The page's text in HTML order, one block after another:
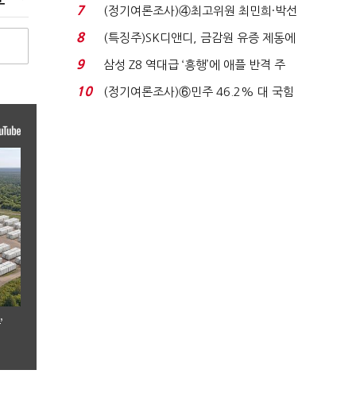
비 36% 증가...
7
(정기여론조사)④최고위원 최민희·박선
원 '양강'…서미...
8
(특징주)SK디앤디, 금감원 유증 제동에
장 초반 상한가...
9
삼성 Z8 역대급 ‘흥행’에 애플 반격 주
목…9월 ‘폴...
10
(정기여론조사)⑥민주 46.2% 대 국힘